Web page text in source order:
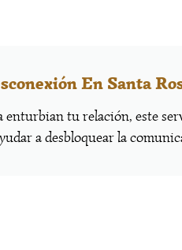
En Santa
tu relación, este
a desbloquear la